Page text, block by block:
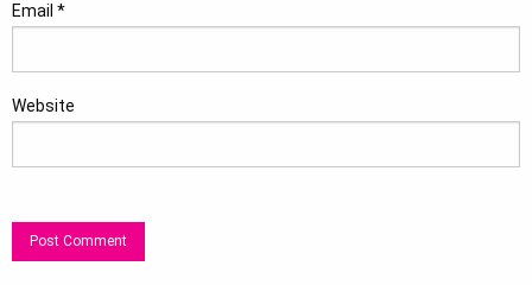
Email *
Website